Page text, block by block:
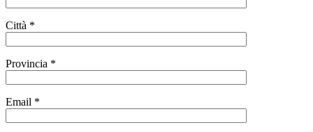
Città *
Provincia *
Email *